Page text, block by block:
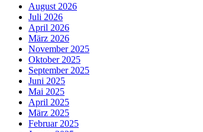
August 2026
Juli 2026
April 2026
März 2026
November 2025
Oktober 2025
September 2025
Juni 2025
Mai 2025
April 2025
März 2025
Februar 2025